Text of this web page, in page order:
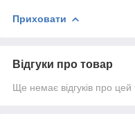
Приховати
Відгуки про товар
Ще немає відгуків про цей